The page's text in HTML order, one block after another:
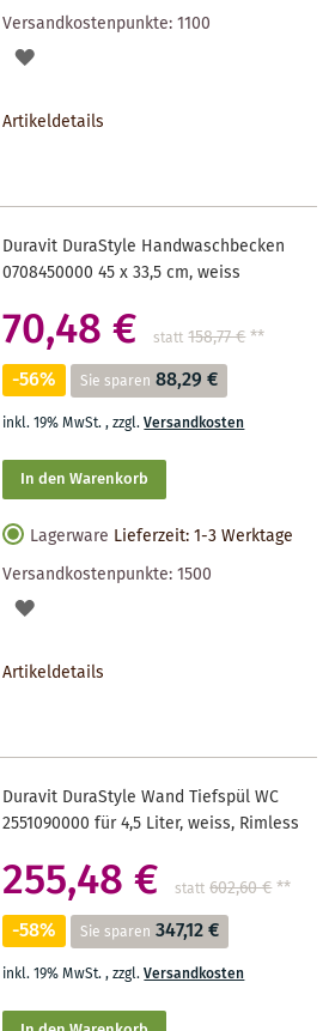
Versandkostenpunkte:1100
AUF
Artikeldetails
Duravit DuraStyle Handwaschbecken
0708450000 45 x 33,5 cm, weiss
70,48 € statt 158,77 €**
-56% Sie sparen 88,29 €
inkl. 19% MwSt.,zzgl.Versandkosten
In den Warenkorb
Lagerware Lieferzeit: 1-3 Werktage
Versandkostenpunkte:1500
AUF
Artikeldetails
Duravit DuraStyle Wand Tiefspül WC
2551090000 für 4,5 Liter, weiss, Rimless
255,48 € statt 602,60 €**
-58% Sie sparen 347,12 €
inkl. 19% MwSt.,zzgl.Versandkosten